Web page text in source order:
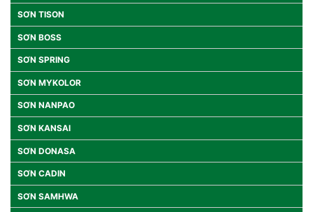
SƠN TISON
SƠN BOSS
SƠN SPRING
SƠN MYKOLOR
SƠN NANPAO
SƠN KANSAI
SƠN DONASA
SƠN CADIN
SƠN SAMHWA